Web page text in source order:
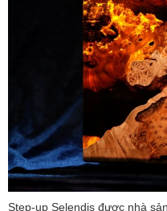
Step-up Selendis được nhà